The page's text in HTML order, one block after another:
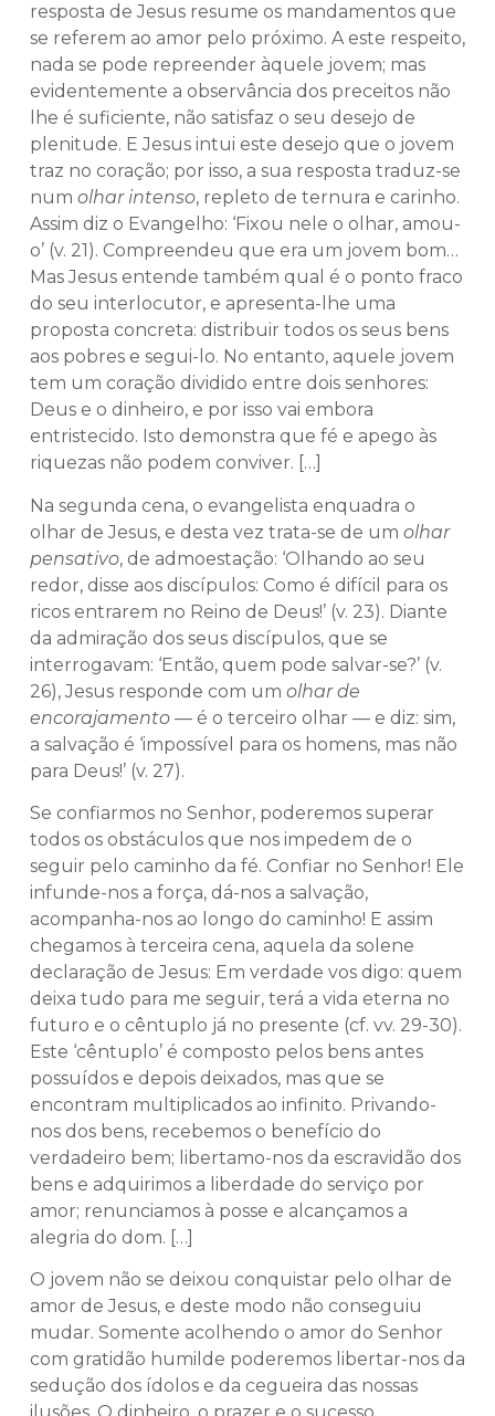
resposta de Jesus resume os mandamentos que
se referem ao amor pelo próximo. A este respeito,
nada se pode repreender àquele jovem; mas
evidentemente a observância dos preceitos não
lhe é suficiente, não satisfaz o seu desejo de
plenitude. E Jesus intui este desejo que o jovem
traz no coração; por isso, a sua resposta traduz-se
num olhar intenso, repleto de ternura e carinho.
Assim diz o Evangelho: ‘Fixou nele o olhar, amou-
o’ (v. 21). Compreendeu que era um jovem bom…
Mas Jesus entende também qual é o ponto fraco
do seu interlocutor, e apresenta-lhe uma
proposta concreta: distribuir todos os seus bens
aos pobres e segui-lo. No entanto, aquele jovem
tem um coração dividido entre dois senhores:
Deus e o dinheiro, e por isso vai embora
entristecido. Isto demonstra que fé e apego às
riquezas não podem conviver. […]
Na segunda cena, o evangelista enquadra o
olhar de Jesus, e desta vez trata-se de um olhar
pensativo, de admoestação: ‘Olhando ao seu
redor, disse aos discípulos: Como é difícil para os
ricos entrarem no Reino de Deus!’ (v. 23). Diante
da admiração dos seus discípulos, que se
interrogavam: ‘Então, quem pode salvar-se?’ (v.
26), Jesus responde com um olhar de
encorajamento — é o terceiro olhar — e diz: sim,
a salvação é ‘impossível para os homens, mas não
para Deus!’ (v. 27).
Se confiarmos no Senhor, poderemos superar
todos os obstáculos que nos impedem de o
seguir pelo caminho da fé. Confiar no Senhor! Ele
infunde-nos a força, dá-nos a salvação,
acompanha-nos ao longo do caminho! E assim
chegamos à terceira cena, aquela da solene
declaração de Jesus: Em verdade vos digo: quem
deixa tudo para me seguir, terá a vida eterna no
futuro e o cêntuplo já no presente (cf. vv. 29-30).
Este ‘cêntuplo’ é composto pelos bens antes
possuídos e depois deixados, mas que se
encontram multiplicados ao infinito. Privando-
nos dos bens, recebemos o benefício do
verdadeiro bem; libertamo-nos da escravidão dos
bens e adquirimos a liberdade do serviço por
amor; renunciamos à posse e alcançamos a
alegria do dom. […]
O jovem não se deixou conquistar pelo olhar de
amor de Jesus, e deste modo não conseguiu
mudar. Somente acolhendo o amor do Senhor
com gratidão humilde poderemos libertar-nos da
sedução dos ídolos e da cegueira das nossas